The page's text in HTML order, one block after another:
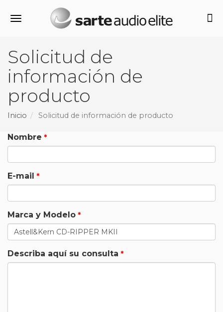
Alternar navegación
Solicitud de
información de
producto
Inicio Solicitud de información de producto
Nombre
E-mail
Marca y Modelo
Describa aquí su consulta